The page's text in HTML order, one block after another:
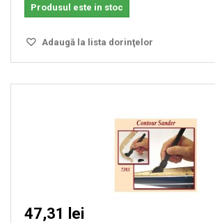
Produsul este in stoc
Adaugă la lista dorinţelor
47,31 lei